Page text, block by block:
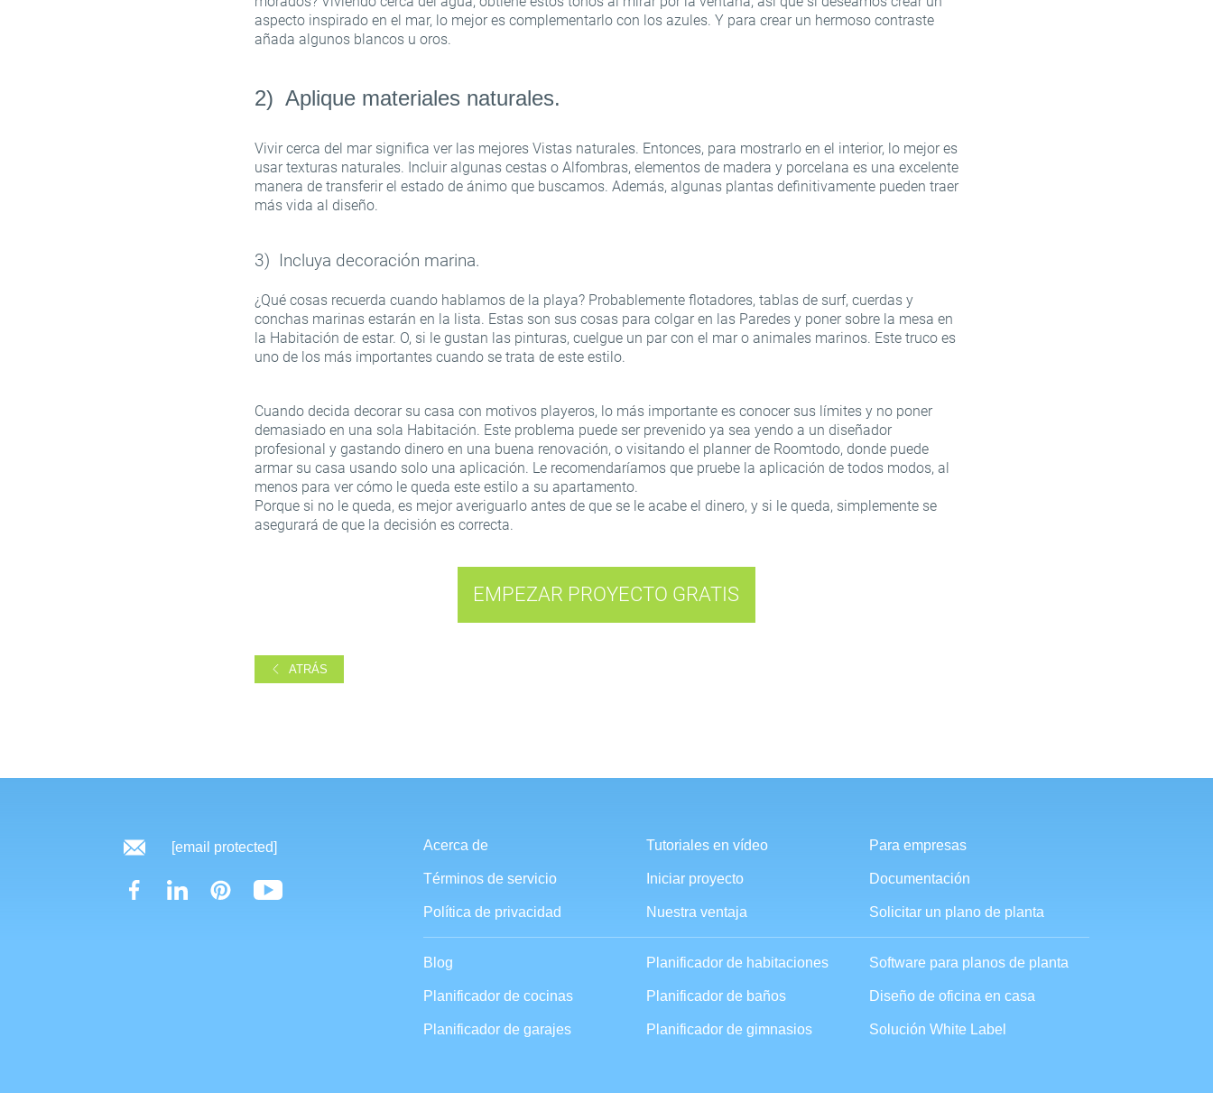
Inicie sesión para obtener ayuda
Correo electrónico
Registro
Gracias por registrarse
En breve le enviaremos un correo electrónico con un enlace de
Se ha enviado un enlace de recuperación de contraseña a su correo
ACEPTAR
aspecto inspirado en el mar, lo mejor es complementarlo con los azules. Y para crear un hermoso contraste
añada algunos blancos u oros.
2) Aplique materiales naturales.
Vivir cerca del mar significa ver las mejores Vistas naturales. Entonces, para mostrarlo en el interior, lo mejor es
usar texturas naturales. Incluir algunas cestas o Alfombras, elementos de madera y porcelana es una excelente
manera de transferir el estado de ánimo que buscamos. Además, algunas plantas definitivamente pueden traer
más vida al diseño.
3) Incluya decoración marina.
¿Qué cosas recuerda cuando hablamos de la playa? Probablemente flotadores, tablas de surf, cuerdas y
conchas marinas estarán en la lista. Estas son sus cosas para colgar en las Paredes y poner sobre la mesa en
la Habitación de estar. O, si le gustan las pinturas, cuelgue un par con el mar o animales marinos. Este truco es
uno de los más importantes cuando se trata de este estilo.
Cuando decida decorar su casa con motivos playeros, lo más importante es conocer sus límites y no poner
demasiado en una sola Habitación. Este problema puede ser prevenido ya sea yendo a un diseñador
profesional y gastando dinero en una buena renovación, o visitando el planner de Roomtodo, donde puede
armar su casa usando solo una aplicación. Le recomendaríamos que pruebe la aplicación de todos modos, al
menos para ver cómo le queda este estilo a su apartamento.
Porque si no le queda, es mejor averiguarlo antes de que se le acabe el dinero, y si le queda, simplemente se
asegurará de que la decisión es correcta.
EMPEZAR PROYECTO GRATIS
ATRÁS
[email protected] Acerca de Tutoriales en vídeo
Para empresas
Términos de servicio
Iniciar proyecto
Documentación
Política de privacidad
Nuestra ventaja Solicitar un plano de planta
Blog Planificador de habitaciones
Software para planos de planta
Planificador de cocinas
Planificador de baños
Diseño de oficina en casa
Planificador de garajes
Planificador de gimnasios Solución White Label